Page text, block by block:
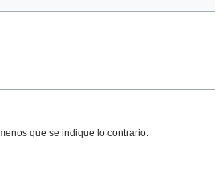
que se indique lo contrario.